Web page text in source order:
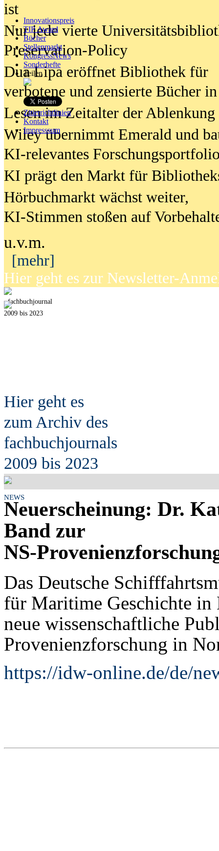
Innovationspreis
TIP Award
Bücher
Stellenmarkt
KongressNews
Sonderhefte
Teilen
Zitierrichtlinien
Kontakt
Impresssum
ist
Nur jede vierte
Preservation-Policy
Dua Lipa eröffnet Bibliothek für
verbotene und zensierte Bücher
Lesen im Zeitalter der Ablenkung
Wiley übernimmt Emerald und
KI-relevantes
KI prägt den Markt für
Hörbuchmarkt wächst weiter,
KI-Stimmen stoßen auf
u.v.m.
[mehr]
Hier geht es zur Newsletter-
fachbuchjournal
2009 bis 2023
Hier geht es
zum Archiv des
fachbuchjournals
2009 bis 2023
NEWS
Neuerscheinung: Dr.
Band zur
NS-
Das Deutsche
für Maritime Geschichte in
neue wissenschaftliche
Provenienzforschung in
https://idw-online.de/de/